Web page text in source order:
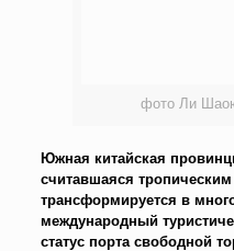
фото Ли
Южная китайская
считавшаяся
трансформируется в
международный
статус порта свободной